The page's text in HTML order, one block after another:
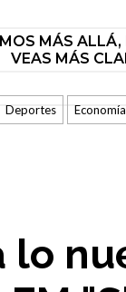
MÁS ALLÁ,
VEAS MÁS
Deportes Economía
lo